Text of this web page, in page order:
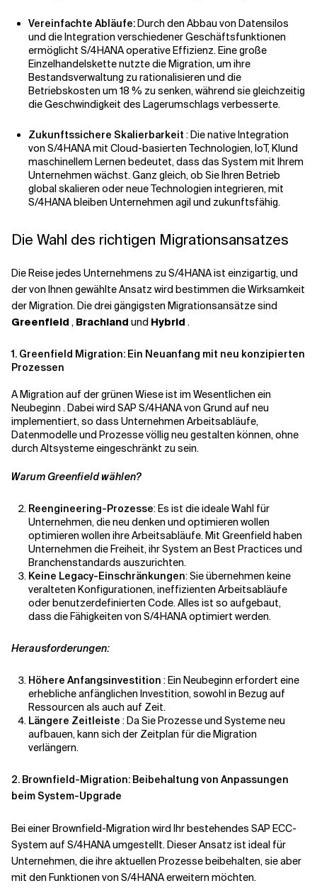
Vereinfachte Abläufe:Durch den Abbau von Datensilos
und die Integration verschiedener Geschäftsfunktionen
ermöglicht S/4HANA operative Effizienz. Eine große
Einzelhandelskette nutzte die Migration, um ihre
Bestandsverwaltung zu rationalisieren und die
Betriebskosten um 18 % zu senken, während sie gleichzeitig
die Geschwindigkeit des Lagerumschlags verbesserte.
Zukunftssichere Skalierbarkeit :Die native Integration
von S/4HANA mit Cloud-basierten Technologien,IoT,KIund
maschinellem Lernen bedeutet, dass das System mit Ihrem
Unternehmen wächst. Ganz gleich, ob Sie Ihren Betrieb
global skalieren oder neue Technologien integrieren, mit
S/4HANA bleiben Unternehmen agil und zukunftsfähig.
Die Wahl des richtigen Migrationsansatzes
Die Reise jedes Unternehmens zu S/4HANA ist einzigartig, und
der von Ihnen gewählte Ansatz wird bestimmen die Wirksamkeit
der Migration. Die drei gängigsten Migrationsansätze sind
Greenfield , Brachland und Hybrid .
1. Greenfield Migration: Ein Neuanfang mit neu konzipierten
Prozessen
AMigration auf der grünen Wieseist im Wesentlichen ein
Neubeginn . Dabei wird SAP S/4HANA von Grund auf neu
implementiert, so dass Unternehmen Arbeitsabläufe,
Datenmodelle und Prozesse völlig neu gestalten können, ohne
durch Altsysteme eingeschränkt zu sein.
Warum Greenfield wählen?
Reengineering-Prozesse:Es ist die ideale Wahl für
Unternehmen, die neu denken und optimieren wollen
optimieren wollen ihre Arbeitsabläufe. Mit Greenfield haben
Unternehmen die Freiheit, ihr System an Best Practices und
Branchenstandards auszurichten.
Keine Legacy-Einschränkungen: Sie übernehmen keine
veralteten Konfigurationen, ineffizienten Arbeitsabläufe
oder benutzerdefinierten Code. Alles ist so aufgebaut,
dass die Fähigkeiten von S/4HANA optimiert werden.
Herausforderungen:
Höhere Anfangsinvestition : Ein Neubeginn erfordert eine
erheblicheanfänglichen Investition, sowohl in Bezug auf
Ressourcen als auch auf Zeit.
Längere Zeitleiste : Da Sie Prozesse und Systeme neu
aufbauen, kann sich der Zeitplan für die Migration
verlängern.
2. Brownfield-Migration: Beibehaltung von Anpassungen
beim System-Upgrade
Bei einer Brownfield-Migration wird Ihr bestehendes SAP ECC-
System auf S/4HANA umgestellt. Dieser Ansatz ist ideal für
Unternehmen, die ihre aktuellen Prozesse beibehalten, sie aber
mit den Funktionen von S/4HANA erweitern möchten.